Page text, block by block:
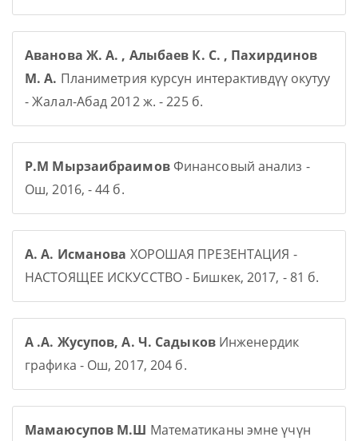
Аванова Ж. А. , Алыбаев К. С. , Пахирдинов
М. А. Планиметрия курсун интерактивдүү окутуу
- Жалал-Абад 2012 ж. - 225 б.
Р.М МырзаибраимовФинансовый анализ -
Ош, 2016, - 44 б.
А. А. Исманова ХОРОШАЯ ПРЕЗЕНТАЦИЯ -
НАСТОЯЩЕЕ ИСКУССТВО - Бишкек, 2017, - 81 б.
А .А. Жусупов, А. Ч. Садыков Инженердик
графика - Ош, 2017, 204 б.
Мамаюсупов М.Ш Математиканы эмне үчүн